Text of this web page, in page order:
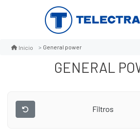
Inicio General power
GENERAL
Filtros